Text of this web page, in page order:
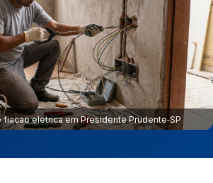
eletrica em Presidente Prudente‑SP